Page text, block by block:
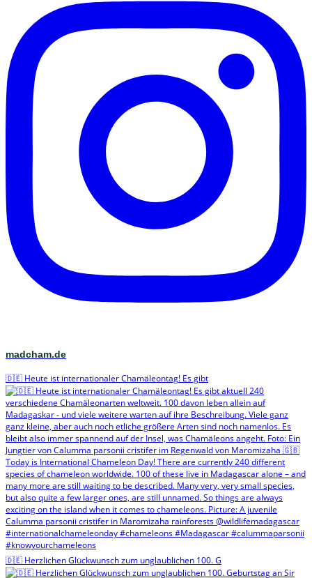
madcham.de
🇩🇪 Heute ist internationaler Chamäleontag! Es gibt
🇩🇪 Herzlichen Glückwunsch zum unglaublichen 100. G